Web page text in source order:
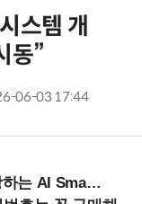
스템 개
동”
06-03 17:44
2026 (9/11 코엑스)